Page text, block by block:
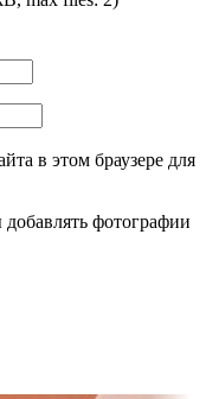
в этом браузере для
фотографии